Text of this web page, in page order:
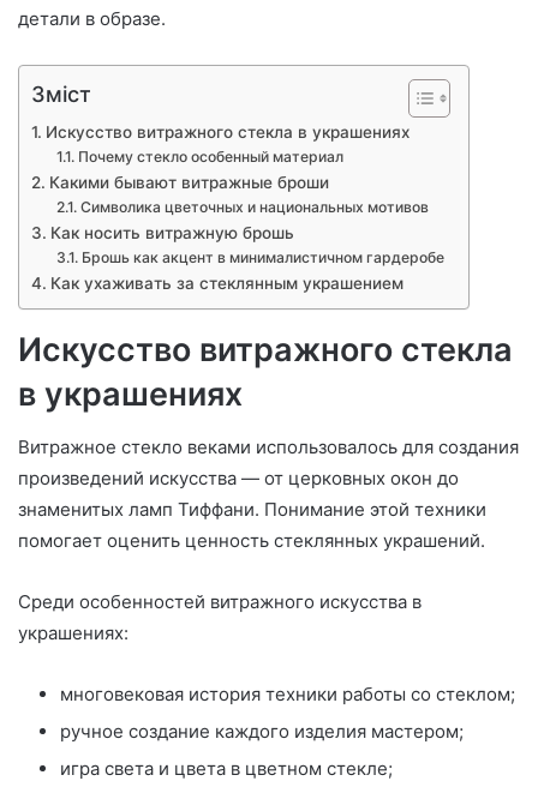
детали в образе.
Зміст
Искусство витражного стекла в украшениях
Почему стекло особенный материал
Какими бывают витражные броши
Символика цветочных и национальных мотивов
Как носить витражную брошь
Брошь как акцент в минималистичном гардеробе
Как ухаживать за стеклянным украшением
Искусство витражного стекла
в украшениях
Витражное стекло веками использовалось для создания
произведений искусства — от церковных окон до
знаменитых ламп Тиффани. Понимание этой техники
помогает оценить ценность стеклянных украшений.
Среди особенностей витражного искусства в
украшениях:
многовековая история техники работы со стеклом;
ручное создание каждого изделия мастером;
игра света и цвета в цветном стекле;